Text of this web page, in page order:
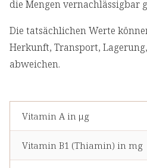
die Mengen vernachlässigbar
Die tatsächlichen Werte
Herkunft, Transport,
abweichen.
Vitamin A in μg
Vitamin B1 (Thiamin) in mg